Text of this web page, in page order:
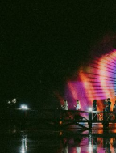
comenzile
private, de
cererea tot mai
cazul
ca parte a unui
imaginii
adaptare a
personalului.